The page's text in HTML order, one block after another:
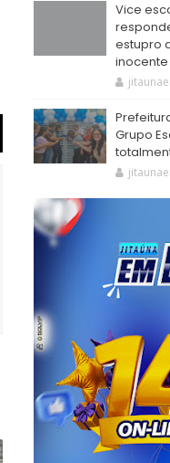
Vice
estupro
inocente
Grupo